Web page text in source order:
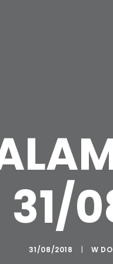
31/
31/08/2018 | W